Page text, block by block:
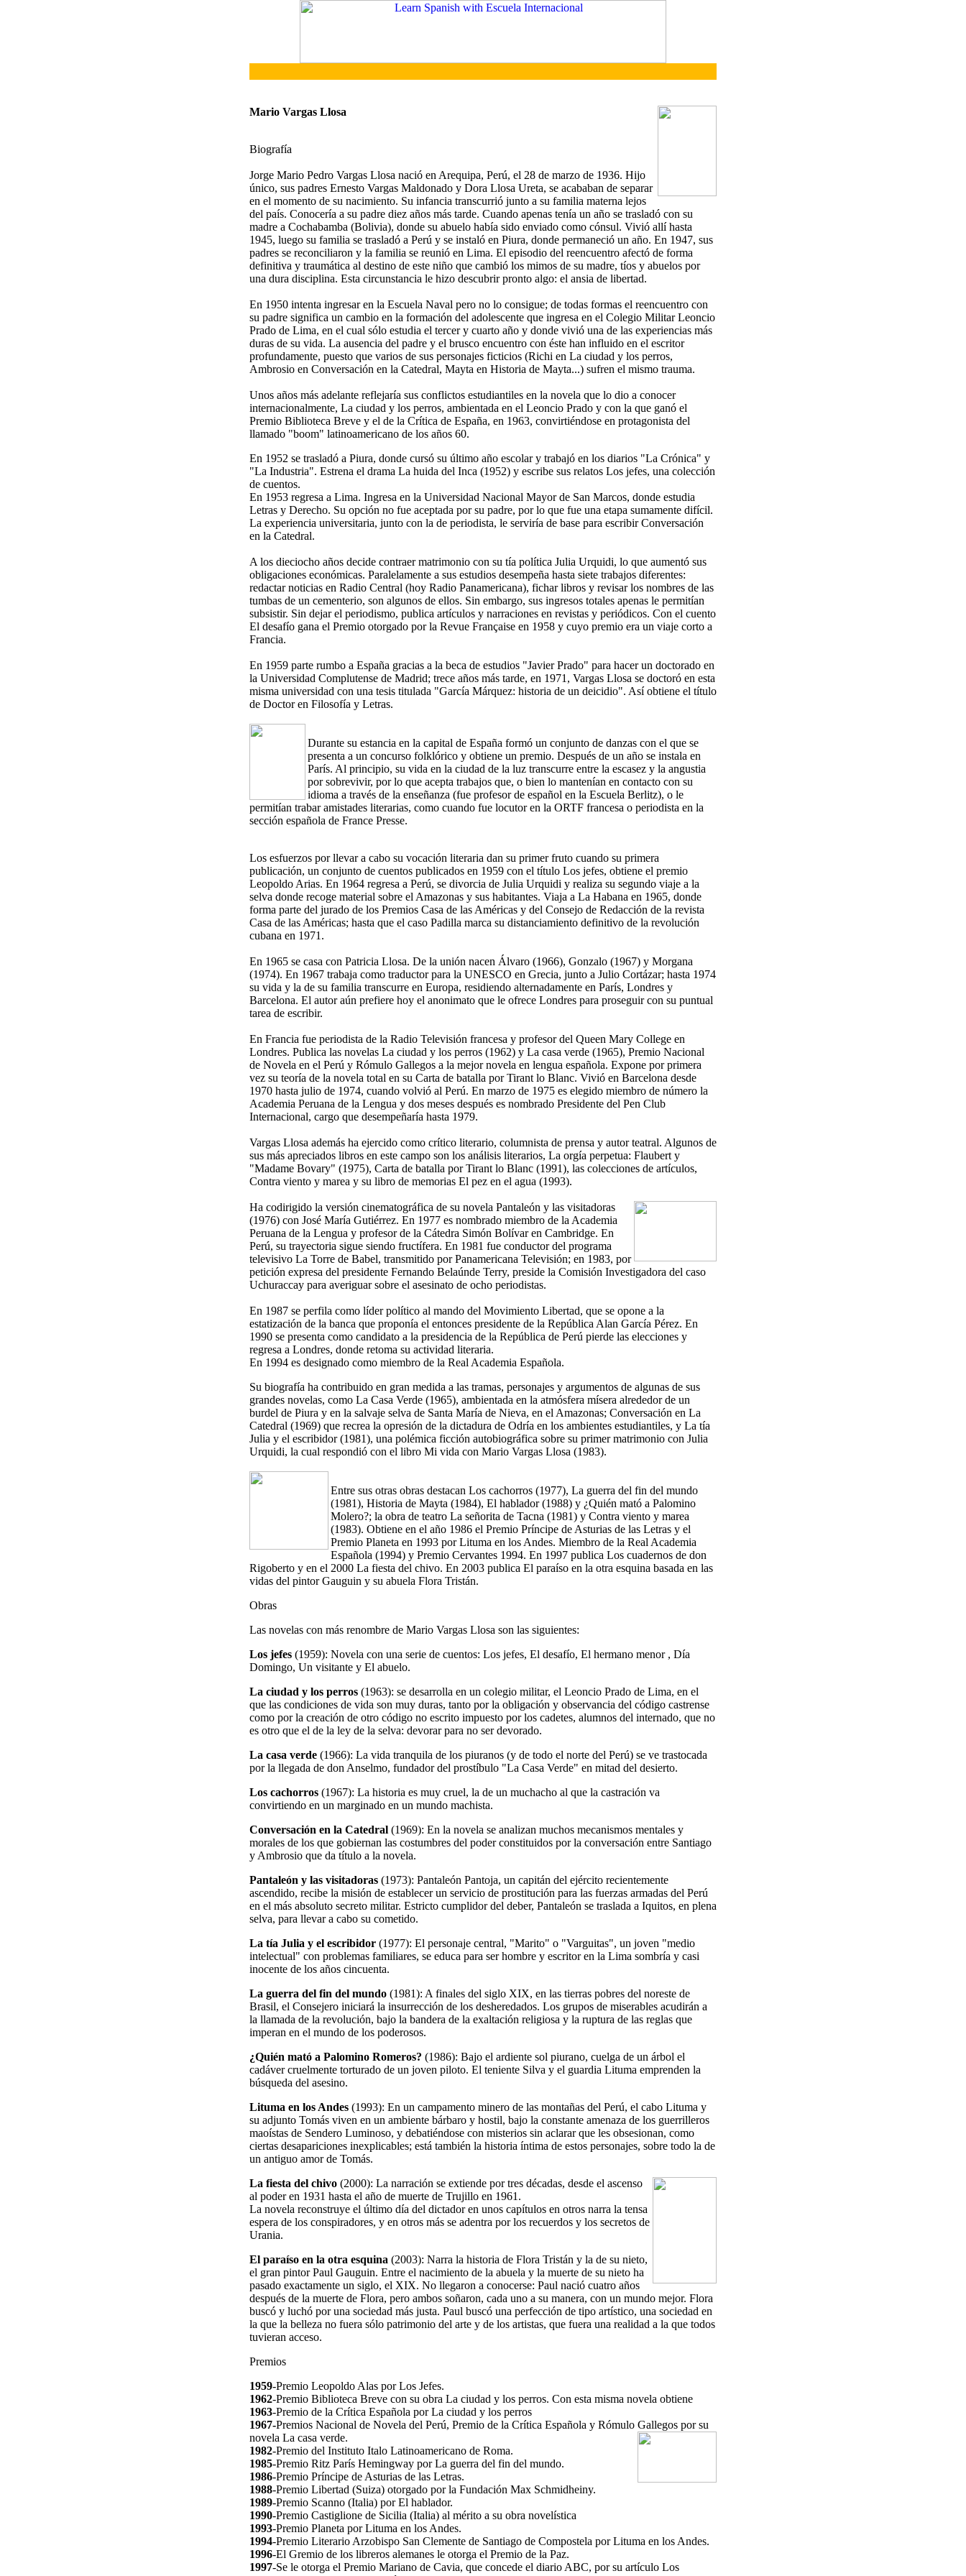
Mario Vargas Llosa
Biografía
Jorge Mario Pedro Vargas Llosa nació en Arequipa, Perú, el 28 de marzo de 1936. Hijo
único, sus padres Ernesto Vargas Maldonado y Dora Llosa Ureta, se acababan de separar
en el momento de su nacimiento. Su infancia transcurrió junto a su familia materna lejos
del país. Conocería a su padre diez años más tarde. Cuando apenas tenía un año se trasladó con su
madre a Cochabamba (Bolivia), donde su abuelo había sido enviado como cónsul. Vivió allí hasta
1945, luego su familia se trasladó a Perú y se instaló en Piura, donde permaneció un año. En 1947, sus
padres se reconciliaron y la familia se reunió en Lima. El episodio del reencuentro afectó de forma
definitiva y traumática al destino de este niño que cambió los mimos de su madre, tíos y abuelos por
una dura disciplina. Esta circunstancia le hizo descubrir pronto algo: el ansia de libertad.
En 1950 intenta ingresar en la Escuela Naval pero no lo consigue; de todas formas el reencuentro con
su padre significa un cambio en la formación del adolescente que ingresa en el Colegio Militar Leoncio
Prado de Lima, en el cual sólo estudia el tercer y cuarto año y donde vivió una de las experiencias más
duras de su vida. La ausencia del padre y el brusco encuentro con éste han influido en el escritor
profundamente, puesto que varios de sus personajes ficticios (Richi en La ciudad y los perros,
Ambrosio en Conversación en la Catedral, Mayta en Historia de Mayta...) sufren el mismo trauma.
Unos años más adelante reflejaría sus conflictos estudiantiles en la novela que lo dio a conocer
internacionalmente, La ciudad y los perros, ambientada en el Leoncio Prado y con la que ganó el
Premio Biblioteca Breve y el de la Crítica de España, en 1963, convirtiéndose en protagonista del
llamado "boom" latinoamericano de los años 60.
En 1952 se trasladó a Piura, donde cursó su último año escolar y trabajó en los diarios "La Crónica" y
"La Industria". Estrena el drama La huida del Inca (1952) y escribe sus relatos Los jefes, una colección
de cuentos.
En 1953 regresa a Lima. Ingresa en la Universidad Nacional Mayor de San Marcos, donde estudia
Letras y Derecho. Su opción no fue aceptada por su padre, por lo que fue una etapa sumamente difícil.
La experiencia universitaria, junto con la de periodista, le serviría de base para escribir Conversación
en la Catedral.
A los dieciocho años decide contraer matrimonio con su tía política Julia Urquidi, lo que aumentó sus
obligaciones económicas. Paralelamente a sus estudios desempeña hasta siete trabajos diferentes:
redactar noticias en Radio Central (hoy Radio Panamericana), fichar libros y revisar los nombres de las
tumbas de un cementerio, son algunos de ellos. Sin embargo, sus ingresos totales apenas le permitían
subsistir. Sin dejar el periodismo, publica artículos y narraciones en revistas y periódicos. Con el cuento
El desafío gana el Premio otorgado por la Revue Française en 1958 y cuyo premio era un viaje corto a
Francia.
En 1959 parte rumbo a España gracias a la beca de estudios "Javier Prado" para hacer un doctorado en
la Universidad Complutense de Madrid; trece años más tarde, en 1971, Vargas Llosa se doctoró en esta
misma universidad con una tesis titulada "García Márquez: historia de un deicidio". Así obtiene el título
de Doctor en Filosofía y Letras.
Durante su estancia en la capital de España formó un conjunto de danzas con el que se
presenta a un concurso folklórico y obtiene un premio. Después de un año se instala en
París. Al principio, su vida en la ciudad de la luz transcurre entre la escasez y la angustia
por sobrevivir, por lo que acepta trabajos que, o bien lo mantenían en contacto con su
idioma a través de la enseñanza (fue profesor de español en la Escuela Berlitz), o le
permitían trabar amistades literarias, como cuando fue locutor en la ORTF francesa o periodista en la
sección española de France Presse.
Los esfuerzos por llevar a cabo su vocación literaria dan su primer fruto cuando su primera
publicación, un conjunto de cuentos publicados en 1959 con el título Los jefes, obtiene el premio
Leopoldo Arias. En 1964 regresa a Perú, se divorcia de Julia Urquidi y realiza su segundo viaje a la
selva donde recoge material sobre el Amazonas y sus habitantes. Viaja a La Habana en 1965, donde
forma parte del jurado de los Premios Casa de las Américas y del Consejo de Redacción de la revista
Casa de las Américas; hasta que el caso Padilla marca su distanciamiento definitivo de la revolución
cubana en 1971.
En 1965 se casa con Patricia Llosa. De la unión nacen Álvaro (1966), Gonzalo (1967) y Morgana
(1974). En 1967 trabaja como traductor para la UNESCO en Grecia, junto a Julio Cortázar; hasta 1974
su vida y la de su familia transcurre en Europa, residiendo alternadamente en París, Londres y
Barcelona. El autor aún prefiere hoy el anonimato que le ofrece Londres para proseguir con su puntual
tarea de escribir.
En Francia fue periodista de la Radio Televisión francesa y profesor del Queen Mary College en
Londres. Publica las novelas La ciudad y los perros (1962) y La casa verde (1965), Premio Nacional
de Novela en el Perú y Rómulo Gallegos a la mejor novela en lengua española. Expone por primera
vez su teoría de la novela total en su Carta de batalla por Tirant lo Blanc. Vivió en Barcelona desde
1970 hasta julio de 1974, cuando volvió al Perú. En marzo de 1975 es elegido miembro de número la
Academia Peruana de la Lengua y dos meses después es nombrado Presidente del Pen Club
Internacional, cargo que desempeñaría hasta 1979.
Vargas Llosa además ha ejercido como crítico literario, columnista de prensa y autor teatral. Algunos de
sus más apreciados libros en este campo son los análisis literarios, La orgía perpetua: Flaubert y
"Madame Bovary" (1975), Carta de batalla por Tirant lo Blanc (1991), las colecciones de artículos,
Contra viento y marea y su libro de memorias El pez en el agua (1993).
Ha codirigido la versión cinematográfica de su novela Pantaleón y las visitadoras
(1976) con José María Gutiérrez. En 1977 es nombrado miembro de la Academia
Peruana de la Lengua y profesor de la Cátedra Simón Bolívar en Cambridge. En
Perú, su trayectoria sigue siendo fructífera. En 1981 fue conductor del programa
televisivo La Torre de Babel, transmitido por Panamericana Televisión; en 1983, por
petición expresa del presidente Fernando Belaúnde Terry, preside la Comisión Investigadora del caso
Uchuraccay para averiguar sobre el asesinato de ocho periodistas.
En 1987 se perfila como líder político al mando del Movimiento Libertad, que se opone a la
estatización de la banca que proponía el entonces presidente de la República Alan García Pérez. En
1990 se presenta como candidato a la presidencia de la República de Perú pierde las elecciones y
regresa a Londres, donde retoma su actividad literaria.
En 1994 es designado como miembro de la Real Academia Española.
Su biografía ha contribuido en gran medida a las tramas, personajes y argumentos de algunas de sus
grandes novelas, como La Casa Verde (1965), ambientada en la atmósfera mísera alrededor de un
burdel de Piura y en la salvaje selva de Santa María de Nieva, en el Amazonas; Conversación en La
Catedral (1969) que recrea la opresión de la dictadura de Odría en los ambientes estudiantiles, y La tía
Julia y el escribidor (1981), una polémica ficción autobiográfica sobre su primer matrimonio con Julia
Urquidi, la cual respondió con el libro Mi vida con Mario Vargas Llosa (1983).
Entre sus otras obras destacan Los cachorros (1977), La guerra del fin del mundo
(1981), Historia de Mayta (1984), El hablador (1988) y ¿Quién mató a Palomino
Molero?; la obra de teatro La señorita de Tacna (1981) y Contra viento y marea
(1983). Obtiene en el año 1986 el Premio Príncipe de Asturias de las Letras y el
Premio Planeta en 1993 por Lituma en los Andes. Miembro de la Real Academia
Española (1994) y Premio Cervantes 1994. En 1997 publica Los cuadernos de don
Rigoberto y en el 2000 La fiesta del chivo. En 2003 publica El paraíso en la otra esquina basada en las
vidas del pintor Gauguin y su abuela Flora Tristán.
Obras
Las novelas con más renombre de Mario Vargas Llosa son las siguientes:
Los jefes (1959): Novela con una serie de cuentos: Los jefes, El desafío, El hermano menor , Día
Domingo, Un visitante y El abuelo.
La ciudad y los perros (1963): se desarrolla en un colegio militar, el Leoncio Prado de Lima, en el
que las condiciones de vida son muy duras, tanto por la obligación y observancia del código castrense
como por la creación de otro código no escrito impuesto por los cadetes, alumnos del internado, que no
es otro que el de la ley de la selva: devorar para no ser devorado.
La casa verde (1966): La vida tranquila de los piuranos (y de todo el norte del Perú) se ve trastocada
por la llegada de don Anselmo, fundador del prostíbulo "La Casa Verde" en mitad del desierto.
Los cachorros (1967): La historia es muy cruel, la de un muchacho al que la castración va
convirtiendo en un marginado en un mundo machista.
Conversación en la Catedral (1969): En la novela se analizan muchos mecanismos mentales y
morales de los que gobiernan las costumbres del poder constituidos por la conversación entre Santiago
y Ambrosio que da título a la novela.
Pantaleón y las visitadoras (1973): Pantaleón Pantoja, un capitán del ejército recientemente
ascendido, recibe la misión de establecer un servicio de prostitución para las fuerzas armadas del Perú
en el más absoluto secreto militar. Estricto cumplidor del deber, Pantaleón se traslada a Iquitos, en plena
selva, para llevar a cabo su cometido.
La tía Julia y el escribidor (1977): El personaje central, "Marito" o "Varguitas", un joven "medio
intelectual" con problemas familiares, se educa para ser hombre y escritor en la Lima sombría y casi
inocente de los años cincuenta.
La guerra del fin del mundo (1981): A finales del siglo XIX, en las tierras pobres del noreste de
Brasil, el Consejero iniciará la insurrección de los desheredados. Los grupos de miserables acudirán a
la llamada de la revolución, bajo la bandera de la exaltación religiosa y la ruptura de las reglas que
imperan en el mundo de los poderosos.
¿Quién mató a Palomino Romeros? (1986): Bajo el ardiente sol piurano, cuelga de un árbol el
cadáver cruelmente torturado de un joven piloto. El teniente Silva y el guardia Lituma emprenden la
búsqueda del asesino.
Lituma en los Andes (1993): En un campamento minero de las montañas del Perú, el cabo Lituma y
su adjunto Tomás viven en un ambiente bárbaro y hostil, bajo la constante amenaza de los guerrilleros
maoístas de Sendero Luminoso, y debatiéndose con misterios sin aclarar que les obsesionan, como
ciertas desapariciones inexplicables; está también la historia íntima de estos personajes, sobre todo la de
un antiguo amor de Tomás.
La fiesta del chivo (2000): La narración se extiende por tres décadas, desde el ascenso
al poder en 1931 hasta el año de muerte de Trujillo en 1961.
La novela reconstruye el último día del dictador en unos capítulos en otros narra la tensa
espera de los conspiradores, y en otros más se adentra por los recuerdos y los secretos de
Urania.
El paraíso en la otra esquina (2003): Narra la historia de Flora Tristán y la de su nieto,
el gran pintor Paul Gauguin. Entre el nacimiento de la abuela y la muerte de su nieto ha
pasado exactamente un siglo, el XIX. No llegaron a conocerse: Paul nació cuatro años
después de la muerte de Flora, pero ambos soñaron, cada uno a su manera, con un mundo mejor. Flora
buscó y luchó por una sociedad más justa. Paul buscó una perfección de tipo artístico, una sociedad en
la que la belleza no fuera sólo patrimonio del arte y de los artistas, que fuera una realidad a la que todos
tuvieran acceso.
Premios
1959-Premio Leopoldo Alas por Los Jefes.
1962-Premio Biblioteca Breve con su obra La ciudad y los perros. Con esta misma novela obtiene
1963-Premio de la Crítica Española por La ciudad y los perros
1967-Premios Nacional de Novela del Perú, Premio de la Crítica Española y Rómulo Gallegos por su
novela La casa verde.
1982-Premio del Instituto Italo Latinoamericano de Roma.
1985-Premio Ritz París Hemingway por La guerra del fin del mundo.
1986-Premio Príncipe de Asturias de las Letras.
1988-Premio Libertad (Suiza) otorgado por la Fundación Max Schmidheiny.
1989-Premio Scanno (Italia) por El hablador.
1990-Premio Castiglione de Sicilia (Italia) al mérito a su obra novelística
1993-Premio Planeta por Lituma en los Andes.
1994-Premio Literario Arzobispo San Clemente de Santiago de Compostela por Lituma en los Andes.
1996-El Gremio de los libreros alemanes le otorga el Premio de la Paz.
1997-Se le otorga el Premio Mariano de Cavia, que concede el diario ABC, por su artículo Los